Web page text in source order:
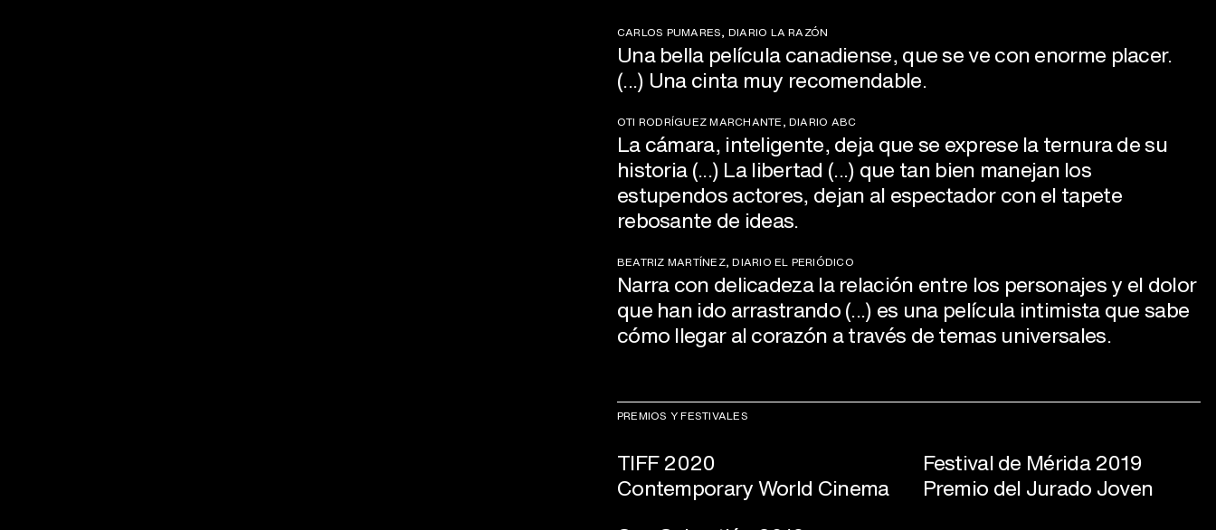
CARLOS PUMARES, DIARIO LA RAZÓN
Una bella película canadiense, que se ve con enorme placer.
(...) Una cinta muy recomendable.
OTI RODRÍGUEZ MARCHANTE, DIARIO ABC
La cámara, inteligente, deja que se exprese la ternura de su
historia (...) La libertad (...) que tan bien manejan los
estupendos actores, dejan al espectador con el tapete
rebosante de ideas.
BEATRIZ MARTÍNEZ, DIARIO EL PERIÓDICO
Narra con delicadeza la relación entre los personajes y el dolor
que han ido arrastrando (...) es una película intimista que sabe
cómo llegar al corazón a través de temas universales.
PREMIOS Y FESTIVALES
TIFF 2020
Contemporary World Cinema
Festival de Mérida 2019
Premio del Jurado Joven